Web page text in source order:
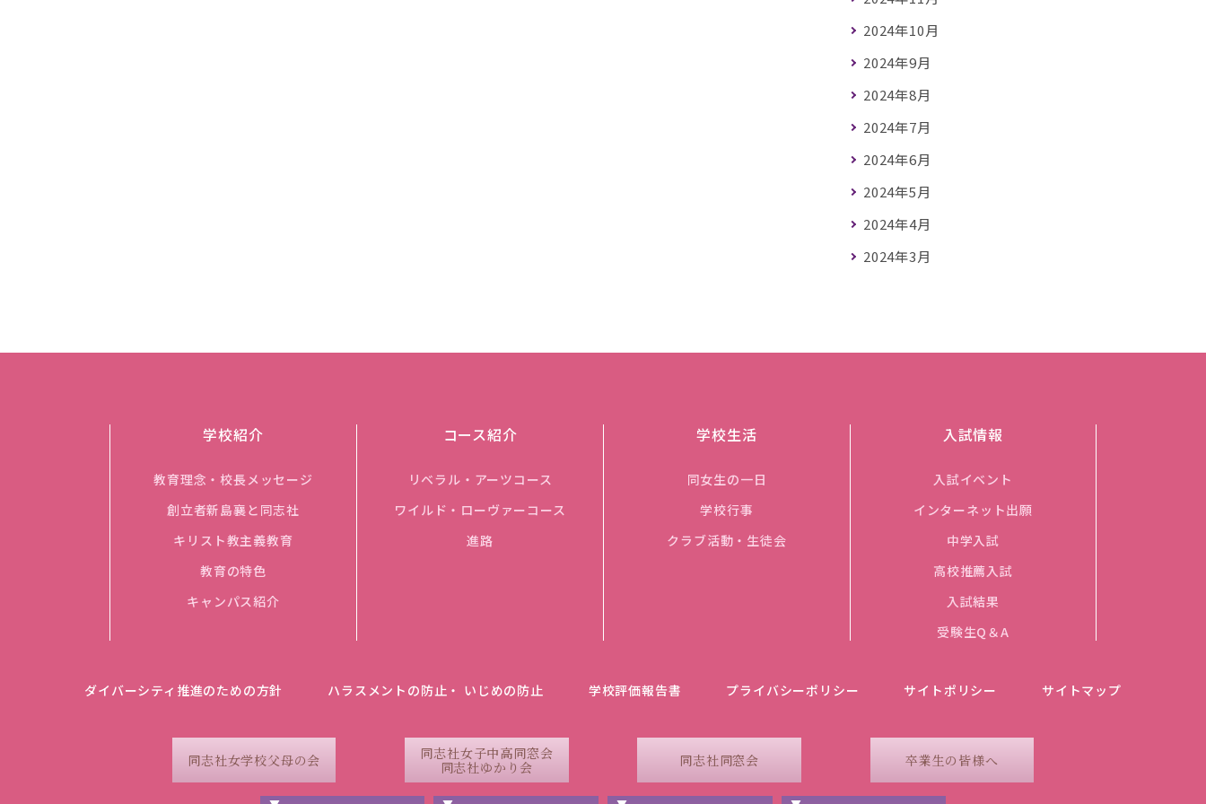
2024年10月
2024年9月
2024年8月
2024年7月
2024年6月
2024年5月
2024年4月
2024年3月
学校紹介
教育理念・校長メッセージ
創立者新島襄と同志社
キリスト教主義教育
教育の特色
キャンパス紹介
コース紹介
リベラル・アーツコース
ワイルド・ローヴァーコース
進路
学校生活
同女生の一日
学校行事
クラブ活動・生徒会
入試情報
入試イベント
インターネット出願
中学入試
高校推薦入試
入試結果
受験生Q＆A
ダイバーシティ推進のための方針 ハラスメントの防止・ いじめの防止 学校評価報告書 プライバシーポリシー サイトポリシー サイトマップ
同志社女学校父母の会
同志社女子中高同窓会
同志社ゆかり会
同志社同窓会 卒業生の皆様へ